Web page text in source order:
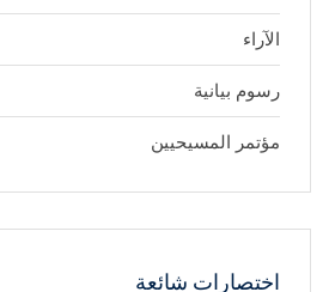
الآراء
رسوم بيانية
مؤتمر المسيحيين
اختصارات شائعة